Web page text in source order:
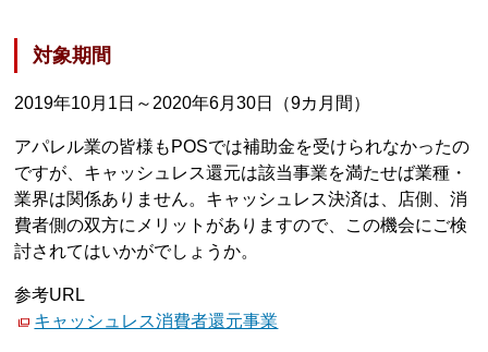
対象期間
2019年10月1日～2020年6月30日（9カ月間）
アパレル業の皆様もPOSでは補助金を受けられなかったの
ですが、キャッシュレス還元は該当事業を満たせば業種・
業界は関係ありません。キャッシュレス決済は、店側、消
費者側の双方にメリットがありますので、この機会にご検
討されてはいかがでしょうか。
参考URL
キャッシュレス消費者還元事業